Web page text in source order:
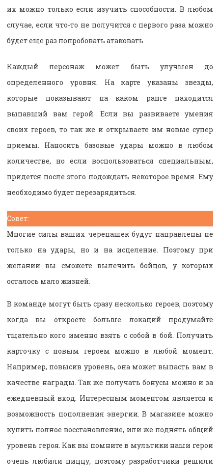
их можно только если изучить способности. В любом
случае, если что-то не получится с первого раза можно
будет еще раз попробовать атаковать.
Каждый персонаж может быть улучшен до
определенного уровня. На карте указаны звезды,
которые показывают на каком ранге находится
выпавший вам герой. Если вы развиваете умения
своих героев, то так же и открываете им новые супер
приемы. Наносить базовые удары можно в любом
количестве, но если воспользоваться специальным,
придется после этого подождать некоторое время. Ему
необходимо будет перезарядиться.
Совет:
Многие силы ваших черепашек будут направлены не
только на удары, но и на исцеление. Поэтому при
желании вы сможете вылечить бойцов, у которых
осталось мало жизней.
В команде могут быть сразу несколько героев, поэтому
когда вы откроете больше локаций продумайте
тщательно кого именно взять с собой в бой. Получить
карточку с новым героем можно в любой момент.
Например, повысив уровень, она может выпасть вам в
качестве награды. Так же получать бонусы можно и за
ежедневный вход. Интересным моментом является и
возможность пополнения энергии. В магазине можно
купить полное восстановление, или же поднять общий
уровень героя. Как вы помните в мультики наши герои
очень любили пиццу, поэтому разработчики решили